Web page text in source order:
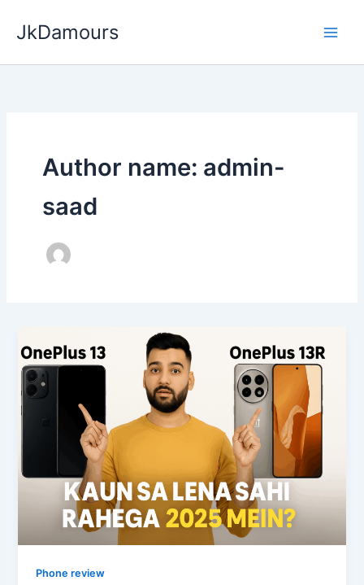
JkDamours
Author name: admin-
saad
Phone review